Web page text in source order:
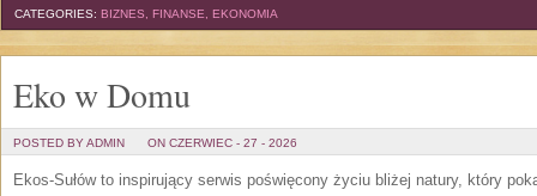
CATEGORIES: BIZNES, FINANSE, EKONOMIA
Eko w Domu
POSTED BY ADMIN ON CZERWIEC - 27 - 2026
Ekos-Sułów to inspirujący serwis poświęcony życiu bliżej natury, który